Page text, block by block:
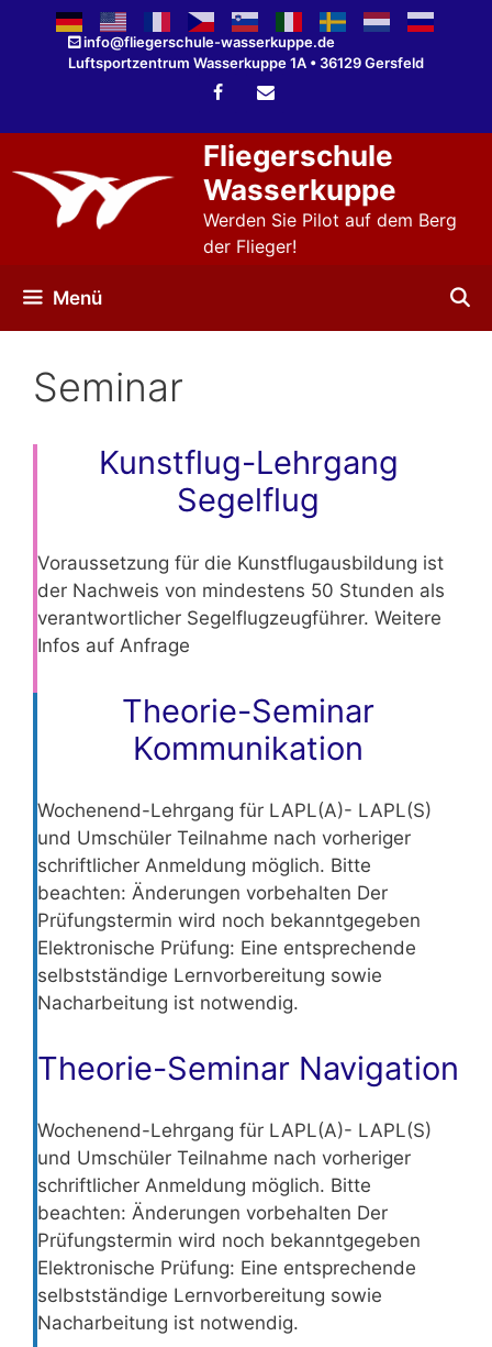
springen
info@fliegerschule-wasserkuppe.de
Luftsportzentrum Wasserkuppe 1A • 36129 Gersfeld
Fliegerschule
Wasserkuppe
Werden Sie Pilot auf dem Berg
der Flieger!
Menü
Seminar
Kunstflug-Lehrgang
Segelflug
Voraussetzung für die Kunstflugausbildung ist
der Nachweis von mindestens 50 Stunden als
verantwortlicher Segelflugzeugführer. Weitere
Infos auf Anfrage
Theorie-Seminar
Kommunikation
Wochenend-Lehrgang für LAPL(A)- LAPL(S)
und Umschüler Teilnahme nach vorheriger
schriftlicher Anmeldung möglich. Bitte
beachten: Änderungen vorbehalten Der
Prüfungstermin wird noch bekanntgegeben
Elektronische Prüfung: Eine entsprechende
selbstständige Lernvorbereitung sowie
Nacharbeitung ist notwendig.
Theorie-Seminar Navigation
Wochenend-Lehrgang für LAPL(A)- LAPL(S)
und Umschüler Teilnahme nach vorheriger
schriftlicher Anmeldung möglich. Bitte
beachten: Änderungen vorbehalten Der
Prüfungstermin wird noch bekanntgegeben
Elektronische Prüfung: Eine entsprechende
selbstständige Lernvorbereitung sowie
Nacharbeitung ist notwendig.